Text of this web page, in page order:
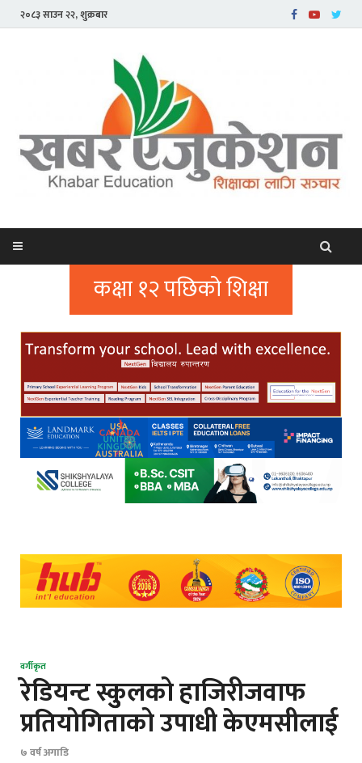
२०८३ साउन २२, शुक्रबार
कक्षा १२ पछिको शिक्षा
वर्गीकृत
रेडियन्ट स्कुुलको हाजिरीजवाफ
प्रतियोगिताको उपाधी केएमसीलाई
७ वर्ष अगाडि